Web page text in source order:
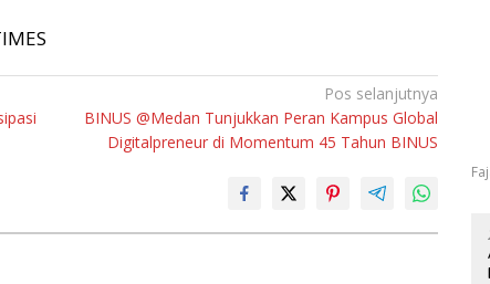
Pos selanjutnya
BINUS @Medan Tunjukkan Peran Kampus Global
Digitalpreneur di Momentum 45 Tahun BINUS